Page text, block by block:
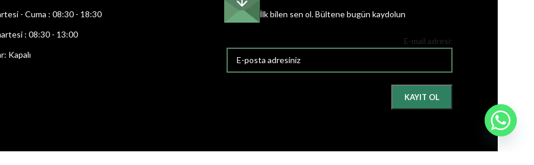
- Cuma : 08:30 - 18:30
: 08:30 - 13:00
Kapalı
İlk bilen sen ol.Bültene bugün kaydolun
E-mail adresi: